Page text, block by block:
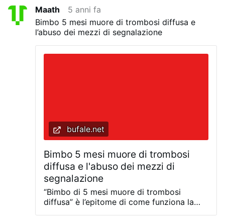
dottore saremo per i prossimi anni a seguire le
varianti vaccinando all'infinito? @Maathquante
inoculazioni intende fare? si è già fissato un
Maath
5 anni fa
Bimbo 5 mesi muore di trombosi diffusa e
l’abuso dei mezzi di segnalazione
bufale.net
Bimbo 5 mesi muore di trombosi
diffusa e l'abuso dei mezzi di
segnalazione
“Bimbo di 5 mesi muore di trombosi
diffusa” è l’epitome di come funziona la